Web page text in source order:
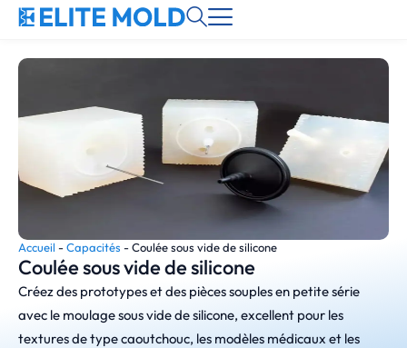
Accueil -Capacités -Coulée sous vide de silicone
Coulée sous vide de silicone
Créez des prototypes et des pièces souples en petite série
avec le moulage sous vide de silicone, excellent pour les
textures de type caoutchouc, les modèles médicaux et les